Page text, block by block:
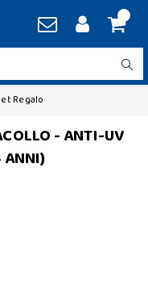
Regalo
- ANTI-UV